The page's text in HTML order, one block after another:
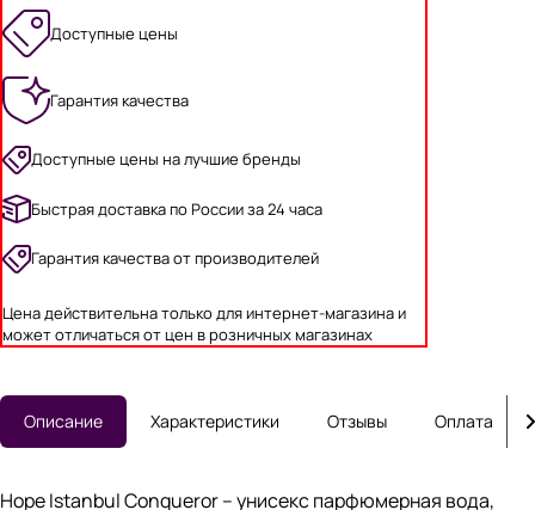
Доступные цены
Гарантия качества
Доступные цены на лучшие бренды
Быстрая доставка по России за 24 часа
Гарантия качества от производителей
Цена действительна только для интернет-магазина и
может отличаться от цен в розничных магазинах
Описание Характеристики Отзывы Оплата
Hope Istanbul Conqueror – унисекс парфюмерная вода,